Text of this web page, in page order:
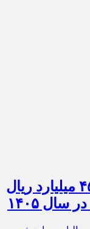
اختصاص بیش از یک هزار و ۴۵۱ میلیارد ریال
۱۴۰۵